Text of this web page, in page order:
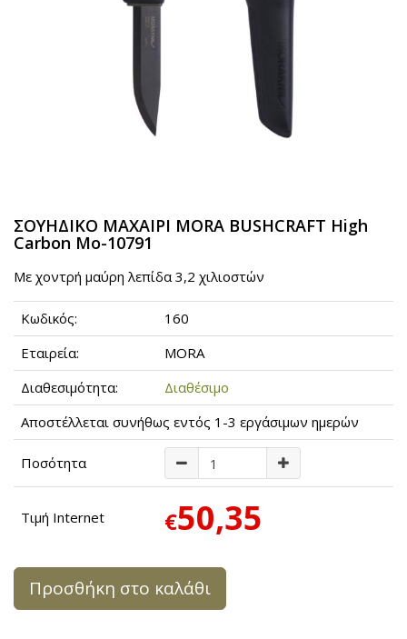
ΣΟΥΗΔΙΚΟ ΜΑΧΑΙΡΙ MORA BUSHCRAFT High
Carbon Μο-10791
Με χοντρή μαύρη λεπίδα 3,2 χιλιοστών
Κωδικός:
160
Εταιρεία:
MORA
Διαθεσιμότητα:
Διαθέσιμο
Αποστέλλεται συνήθως εντός 1-3 εργάσιμων ημερών
Ποσότητα
Τιμή Internet €50,35
Προσθήκη στο καλάθι